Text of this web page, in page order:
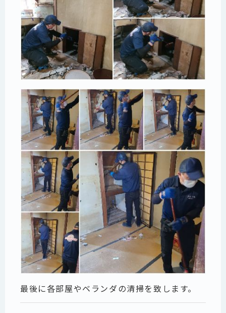
最後に各部屋やベランダの清掃を致します。